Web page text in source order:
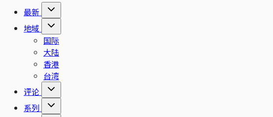
最新
地域
国际
大陆
香港
台湾
评论
系列